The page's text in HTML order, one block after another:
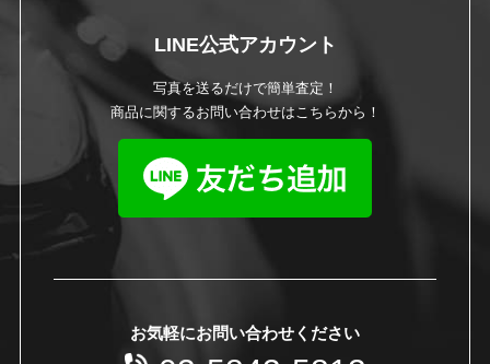
LINE公式アカウント
写真を送るだけで簡単査定！
商品に関するお問い合わせはこちらから！
お気軽にお問い合わせください